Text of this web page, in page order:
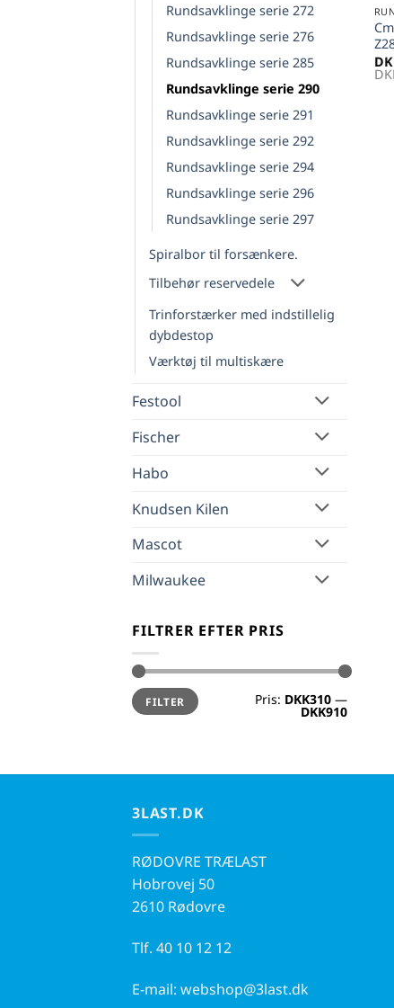
Rundsavklinge serie 272
Rundsavklinge serie 276
Rundsavklinge serie 285
Rundsavklinge serie 290
Rundsavklinge serie 291
Rundsavklinge serie 292
Rundsavklinge serie 294
Rundsavklinge serie 296
Rundsavklinge serie 297
Spiralbor til forsænkere.
Tilbehør reservedele
Trinforstærker med indstillelig
dybdestop
Værktøj til multiskære
Festool
Fischer
Habo
Knudsen Kilen
Mascot
Milwaukee
FILTRER EFTER PRIS
Mindste
pris
Højeste
prisFILTER Pris: DKK310 —
DKK910
3LAST.DK
RØDOVRE TRÆLAST
Hobrovej 50
2610 Rødovre
Tlf. 40 10 12 12
E-mail: webshop@3last.dk